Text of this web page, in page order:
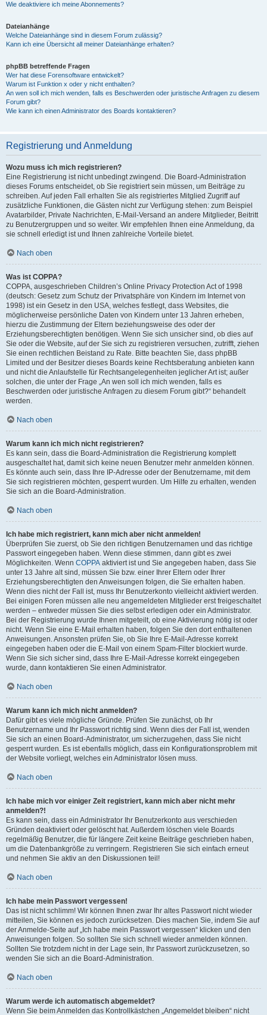
Wie deaktiviere ich meine Abonnements?
Dateianhänge
Welche Dateianhänge sind in diesem Forum zulässig?
Kann ich eine Übersicht all meiner Dateianhänge erhalten?
phpBB betreffende Fragen
Wer hat diese Forensoftware entwickelt?
Warum ist Funktion x oder y nicht enthalten?
An wen soll ich mich wenden, falls es Beschwerden oder juristische Anfragen zu diesem
Forum gibt?
Wie kann ich einen Administrator des Boards kontaktieren?
Registrierung und Anmeldung
Wozu muss ich mich registrieren?
Eine Registrierung ist nicht unbedingt zwingend. Die Board-Administration
dieses Forums entscheidet, ob Sie registriert sein müssen, um Beiträge zu
schreiben. Auf jeden Fall erhalten Sie als registriertes Mitglied Zugriff auf
zusätzliche Funktionen, die Gästen nicht zur Verfügung stehen: zum Beispiel
Avatarbilder, Private Nachrichten, E-Mail-Versand an andere Mitglieder, Beitritt
zu Benutzergruppen und so weiter. Wir empfehlen Ihnen eine Anmeldung, da
sie schnell erledigt ist und Ihnen zahlreiche Vorteile bietet.
Nach oben
Was ist COPPA?
COPPA, ausgeschrieben Children’s Online Privacy Protection Act of 1998
(deutsch: Gesetz zum Schutz der Privatsphäre von Kindern im Internet von
1998) ist ein Gesetz in den USA, welches festlegt, dass Websites, die
möglicherweise persönliche Daten von Kindern unter 13 Jahren erheben,
hierzu die Zustimmung der Eltern beziehungsweise des oder der
Erziehungsberechtigten benötigen. Wenn Sie sich unsicher sind, ob dies auf
Sie oder die Website, auf der Sie sich zu registrieren versuchen, zutrifft, ziehen
Sie einen rechtlichen Beistand zu Rate. Bitte beachten Sie, dass phpBB
Limited und der Besitzer dieses Boards keine Rechtsberatung anbieten kann
und nicht die Anlaufstelle für Rechtsangelegenheiten jeglicher Art ist; außer
solchen, die unter der Frage „An wen soll ich mich wenden, falls es
Beschwerden oder juristische Anfragen zu diesem Forum gibt?“ behandelt
werden.
Nach oben
Warum kann ich mich nicht registrieren?
Es kann sein, dass die Board-Administration die Registrierung komplett
ausgeschaltet hat, damit sich keine neuen Benutzer mehr anmelden können.
Es könnte auch sein, dass Ihre IP-Adresse oder der Benutzername, mit dem
Sie sich registrieren möchten, gesperrt wurden. Um Hilfe zu erhalten, wenden
Sie sich an die Board-Administration.
Nach oben
Ich habe mich registriert, kann mich aber nicht anmelden!
Überprüfen Sie zuerst, ob Sie den richtigen Benutzernamen und das richtige
Passwort eingegeben haben. Wenn diese stimmen, dann gibt es zwei
Möglichkeiten. Wenn COPPA aktiviert ist und Sie angegeben haben, dass Sie
unter 13 Jahre alt sind, müssen Sie bzw. einer Ihrer Eltern oder Ihrer
Erziehungsberechtigten den Anweisungen folgen, die Sie erhalten haben.
Wenn dies nicht der Fall ist, muss Ihr Benutzerkonto vielleicht aktiviert werden.
Bei einigen Foren müssen alle neu angemeldeten Mitglieder erst freigeschaltet
werden – entweder müssen Sie dies selbst erledigen oder ein Administrator.
Bei der Registrierung wurde Ihnen mitgeteilt, ob eine Aktivierung nötig ist oder
nicht. Wenn Sie eine E-Mail erhalten haben, folgen Sie den dort enthaltenen
Anweisungen. Ansonsten prüfen Sie, ob Sie Ihre E-Mail-Adresse korrekt
eingegeben haben oder die E-Mail von einem Spam-Filter blockiert wurde.
Wenn Sie sich sicher sind, dass Ihre E-Mail-Adresse korrekt eingegeben
wurde, dann kontaktieren Sie einen Administrator.
Nach oben
Warum kann ich mich nicht anmelden?
Dafür gibt es viele mögliche Gründe. Prüfen Sie zunächst, ob Ihr
Benutzername und Ihr Passwort richtig sind. Wenn dies der Fall ist, wenden
Sie sich an einen Board-Administrator, um sicherzugehen, dass Sie nicht
gesperrt wurden. Es ist ebenfalls möglich, dass ein Konfigurationsproblem mit
der Website vorliegt, welches ein Administrator lösen muss.
Nach oben
Ich habe mich vor einiger Zeit registriert, kann mich aber nicht mehr
anmelden?!
Es kann sein, dass ein Administrator Ihr Benutzerkonto aus verschieden
Gründen deaktiviert oder gelöscht hat. Außerdem löschen viele Boards
regelmäßig Benutzer, die für längere Zeit keine Beiträge geschrieben haben,
um die Datenbankgröße zu verringern. Registrieren Sie sich einfach erneut
und nehmen Sie aktiv an den Diskussionen teil!
Nach oben
Ich habe mein Passwort vergessen!
Das ist nicht schlimm! Wir können Ihnen zwar Ihr altes Passwort nicht wieder
mitteilen, Sie können es jedoch zurücksetzen. Dies machen Sie, indem Sie auf
der Anmelde-Seite auf „Ich habe mein Passwort vergessen“ klicken und den
Anweisungen folgen. So sollten Sie sich schnell wieder anmelden können.
Sollten Sie trotzdem nicht in der Lage sein, Ihr Passwort zurückzusetzen, so
wenden Sie sich an die Board-Administration.
Nach oben
Warum werde ich automatisch abgemeldet?
Wenn Sie beim Anmelden das Kontrollkästchen „Angemeldet bleiben“ nicht